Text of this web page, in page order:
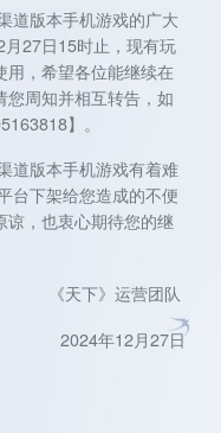
版本手机游戏的广大
27日15时止，现有玩
，希望各位能继续在
周知并相互转告，如
】。
版本手机游戏有着难
台下架给您造成的不便
谅，也衷心期待您的继
《天下》运营团队
2024年12月27日
关注微信：天下手游